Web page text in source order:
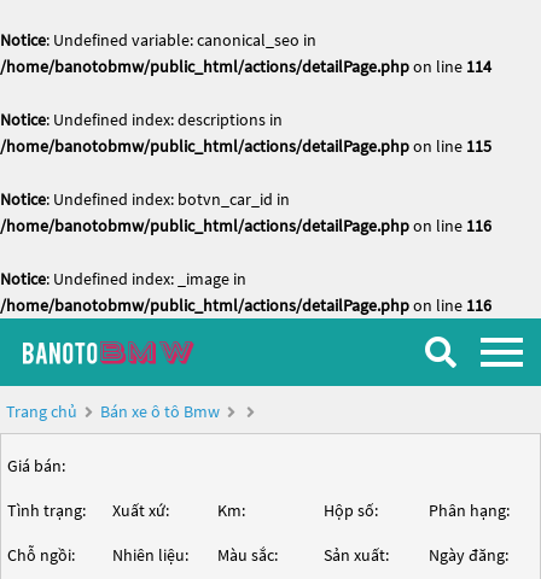
Notice: Undefined variable: canonical_seo in
/home/banotobmw/public_html/actions/detailPage.phpon line 114
Notice: Undefined index: descriptions in
/home/banotobmw/public_html/actions/detailPage.phpon line 115
Notice: Undefined index: botvn_car_id in
/home/banotobmw/public_html/actions/detailPage.phpon line 116
Notice: Undefined index: _image in
/home/banotobmw/public_html/actions/detailPage.phpon line 116
Trang chủ Bán xe ô tô Bmw
Giá bán:
Tình trạng: Xuất xứ: Km: Hộp số: Phân hạng:
Chỗ ngồi: Nhiên liệu: Màu sắc: Sản xuất: Ngày đăng: